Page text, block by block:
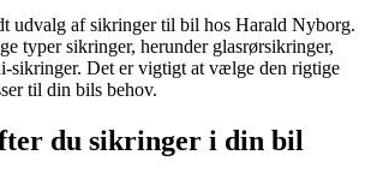
udvalg af sikringer til bil hos Harald Nyborg.
typer sikringer, herunder glasrørsikringer,
sikringer. Det er vigtigt at vælge den rigtige
til din bils behov.
du sikringer i din bil